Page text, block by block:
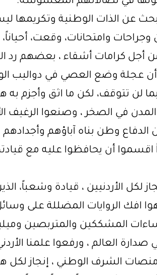
عن الذات الوطنية وتكريمها
وامتحانات، وقعت،
أجل كرامات أشقاء ، بعضهم رد
أن عجلة وضع العصي في دواليب
لن تتوقف، لكن ما اثق وأجزم به
المدن في الصخر ، وصنعوا الرغيف
الدفاع وطن بناه آباؤهم وأجدادهم
اقسموا أن يحافظوا عليه مع
لكل الأردنيين ، قيادة وشعباً،
افك الروايات المضللة على
المشككين والمتربصين
العالم ، ورفعوا علمنا
الشرف الوطني ، إنجاز لكل